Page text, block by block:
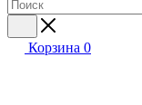
Корзина 0